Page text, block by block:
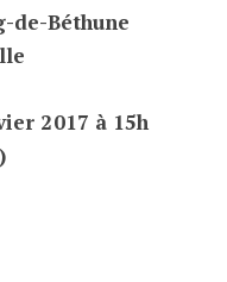
de-Béthune
2017 à 15h